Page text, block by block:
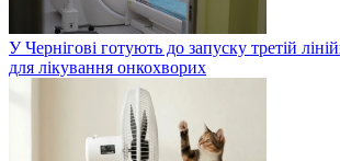
У Чернігові готують до запуску третій
для лікування онкохворих